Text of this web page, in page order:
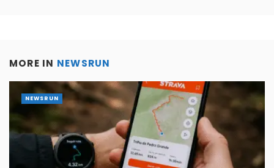
MORE IN NEWSRUN
NEWSRUN